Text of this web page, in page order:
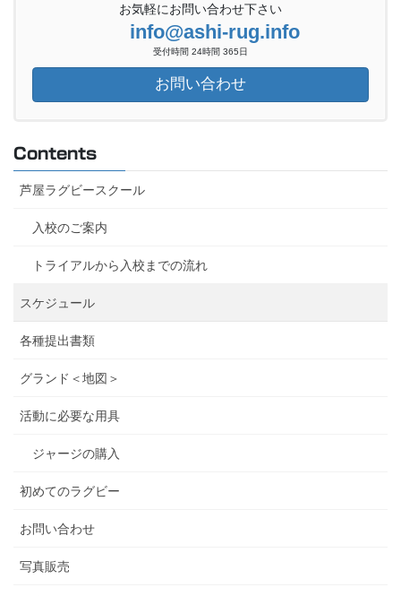
お気軽にお問い合わせ下さい
info@ashi-rug.info
受付時間 24時間 365日
お問い合わせ
Contents
芦屋ラグビースクール
入校のご案内
トライアルから入校までの流れ
スケジュール
各種提出書類
グランド＜地図＞
活動に必要な用具
ジャージの購入
初めてのラグビー
お問い合わせ
写真販売